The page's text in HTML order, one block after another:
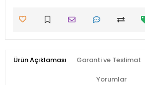
Ürün Açıklaması Garanti ve Teslimat
Yorumlar